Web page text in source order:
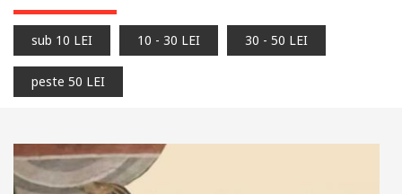
sub 10 LEI 10 - 30 LEI 30 - 50 LEI
peste 50 LEI